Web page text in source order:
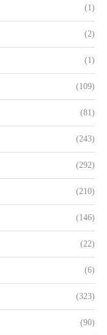
(1)
(2)
(1)
(109)
(81)
(243)
(292)
(210)
(146)
(22)
(6)
(323)
(90)